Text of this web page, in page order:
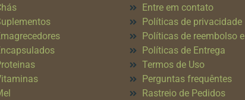
Entre em contato
Políticas de privacidade
Políticas de reembolso
Políticas de Entrega
Termos de Uso
Perguntas frequêntes
Rastreio de Pedidos